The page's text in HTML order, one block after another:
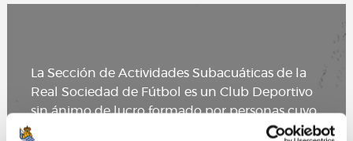
La Sección de Actividades Subacuáticas de la
Real Sociedad de Fútbol es un Club Deportivo
sin ánimo de lucro formado por personas cuyo
elemento común es su fascinación por el mar y